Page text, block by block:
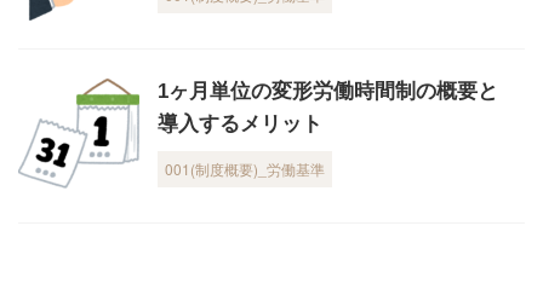
1ヶ月単位の変形労働時間制の概要と
導入するメリット
001(制度概要)_労働基準